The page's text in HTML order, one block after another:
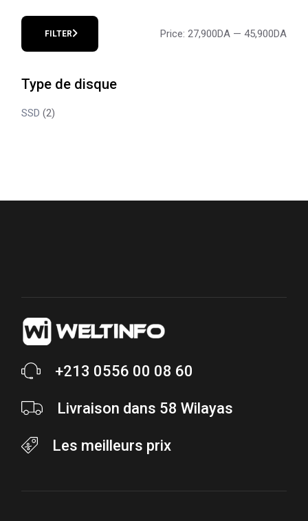
price
price
FILTER Price: 27,900DA— 45,900DA
Type de disque
SSD (2)
+213 0556 00 08 60
Livraison dans 58 Wilayas
Les meilleurs prix